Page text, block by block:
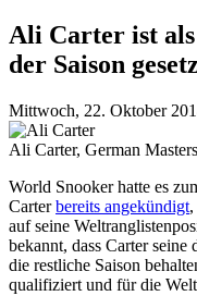
Ali Carter ist
der Saison
Mittwoch, 22. Oktober
Ali Carter, German
World Snooker hatte es
Carterbereits angekündigt
auf seine
bekannt, dass Carter
die restliche Saison
qualifiziert und für die